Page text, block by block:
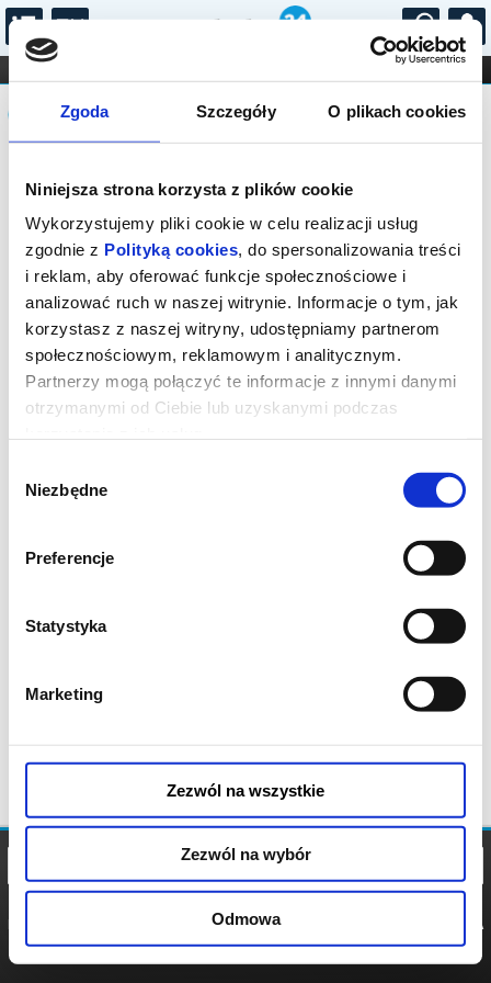
Zgoda Szczegóły O plikach cookies
Niniejsza strona korzysta z plików cookie
Wykorzystujemy pliki cookie w celu realizacji usług
zgodnie z Polityką cookies, do spersonalizowania treści
i reklam, aby oferować funkcje społecznościowe i
analizować ruch w naszej witrynie. Informacje o tym, jak
korzystasz z naszej witryny, udostępniamy partnerom
społecznościowym, reklamowym i analitycznym.
Partnerzy mogą połączyć te informacje z innymi danymi
otrzymanymi od Ciebie lub uzyskanymi podczas
zgody
Niezbędne
Preferencje
Statystyka
Marketing
Zezwól na wszystkie
Zezwól na wybór
Odmowa
...
FILHARMONIA OPERA I BALET
STAND-UP
DLA DZIECI
Komunikat
Sprzedaż on-line została zakończona,
sprawdź dostępność biletów w kasach
instytucji.
POLITYKA
POLITYKA